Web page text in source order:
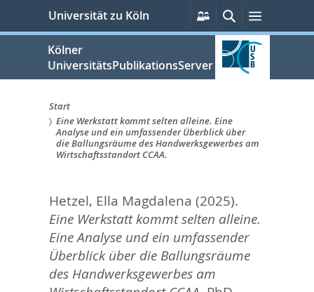
springen
Universität zu Köln
Persönliche
Services
SucheMenü
Kölner
UniversitätsPublikationsServer
Sie
sind
Start
Eine Werkstatt kommt selten alleine. Eine
Analyse und ein umfassender Überblick über
die Ballungsräume des Handwerksgewerbes am
Wirtschaftsstandort CCAA.
Hetzel, Ella Magdalena (2025).
Eine Werkstatt kommt selten alleine.
Eine Analyse und ein umfassender
Überblick über die Ballungsräume
des Handwerksgewerbes am